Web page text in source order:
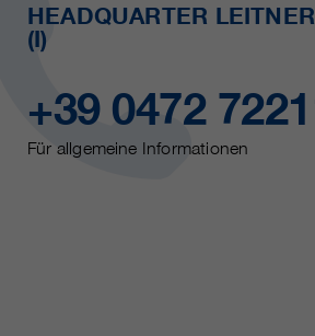
HEADQUARTER
(I)
+39 0472
Für allgemeine Informationen